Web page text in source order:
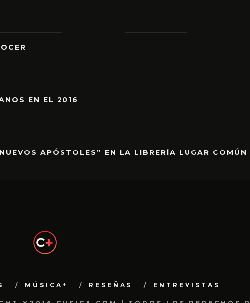
EN EL 2016
APÓSTOLES” EN LA LIBRERÍA LUGAR COMÚN
MÚSICA+ RESEÑAS ENTREVISTAS